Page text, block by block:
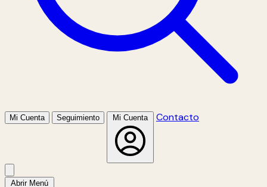
Mi Cuenta Seguimiento Mi Cuenta Contacto
Abrir Menú